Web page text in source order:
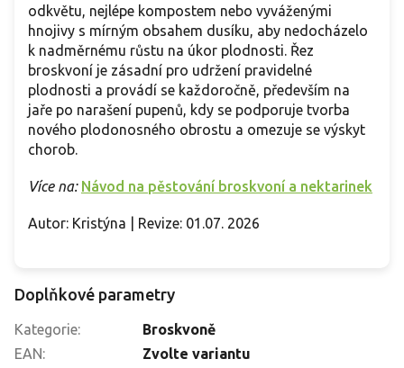
odkvětu, nejlépe kompostem nebo vyváženými
hnojivy s mírným obsahem dusíku, aby nedocházelo
k nadměrnému růstu na úkor plodnosti. Řez
broskvoní je zásadní pro udržení pravidelné
plodnosti a provádí se každoročně, především na
jaře po narašení pupenů, kdy se podporuje tvorba
nového plodonosného obrostu a omezuje se výskyt
chorob.
Více na: Návod na pěstování broskvoní a nektarinek
Autor: Kristýna | Revize: 01.07. 2026
Doplňkové parametry
Kategorie:
Broskvoně
EAN:
Zvolte variantu